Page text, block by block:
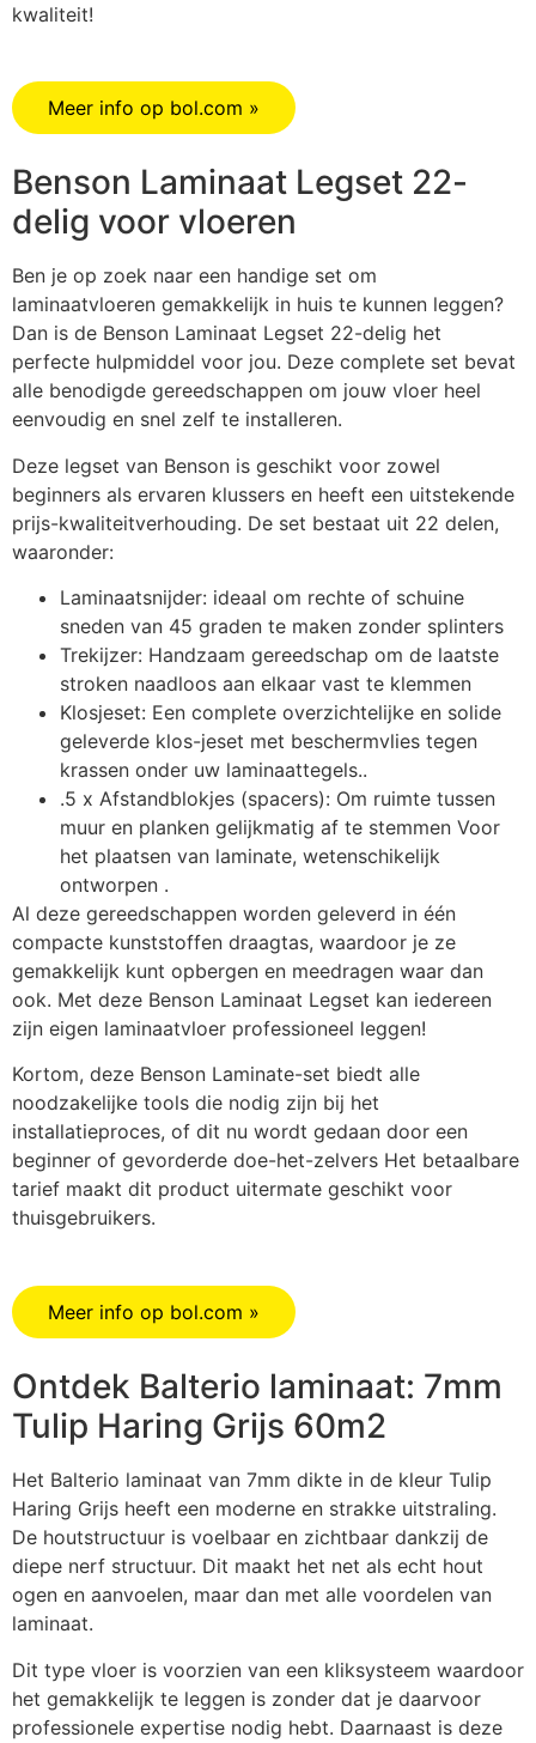
kwaliteit!
Meer info op bol.com »
Benson Laminaat Legset 22-
delig voor vloeren
Ben je op zoek naar een handige set om
laminaatvloeren gemakkelijk in huis te kunnen leggen?
Dan is de Benson Laminaat Legset 22-delig het
perfecte hulpmiddel voor jou. Deze complete set bevat
alle benodigde gereedschappen om jouw vloer heel
eenvoudig en snel zelf te installeren.
Deze legset van Benson is geschikt voor zowel
beginners als ervaren klussers en heeft een uitstekende
prijs-kwaliteitverhouding. De set bestaat uit 22 delen,
waaronder:
Laminaatsnijder: ideaal om rechte of schuine
sneden van 45 graden te maken zonder splinters
Trekijzer: Handzaam gereedschap om de laatste
stroken naadloos aan elkaar vast te klemmen
Klosjeset: Een complete overzichtelijke en solide
geleverde klos-jeset met beschermvlies tegen
krassen onder uw laminaattegels..
.5 x Afstandblokjes (spacers): Om ruimte tussen
muur en planken gelijkmatig af te stemmen Voor
het plaatsen van laminate, wetenschikelijk
ontworpen .
Al deze gereedschappen worden geleverd in één
compacte kunststoffen draagtas, waardoor je ze
gemakkelijk kunt opbergen en meedragen waar dan
ook. Met deze Benson Laminaat Legset kan iedereen
zijn eigen laminaatvloer professioneel leggen!
Kortom, deze Benson Laminate-set biedt alle
noodzakelijke tools die nodig zijn bij het
installatieproces, of dit nu wordt gedaan door een
beginner of gevorderde doe-het-zelvers Het betaalbare
tarief maakt dit product uitermate geschikt voor
thuisgebruikers.
Meer info op bol.com »
Ontdek Balterio laminaat: 7mm
Tulip Haring Grijs 60m2
Het Balterio laminaat van 7mm dikte in de kleur Tulip
Haring Grijs heeft een moderne en strakke uitstraling.
De houtstructuur is voelbaar en zichtbaar dankzij de
diepe nerf structuur. Dit maakt het net als echt hout
ogen en aanvoelen, maar dan met alle voordelen van
laminaat.
Dit type vloer is voorzien van een kliksysteem waardoor
het gemakkelijk te leggen is zonder dat je daarvoor
professionele expertise nodig hebt. Daarnaast is deze